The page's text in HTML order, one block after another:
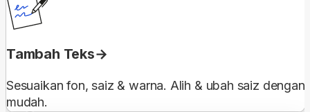
Tambah Teks
Sesuaikan fon, saiz & warna. Alih & ubah saiz dengan
mudah.